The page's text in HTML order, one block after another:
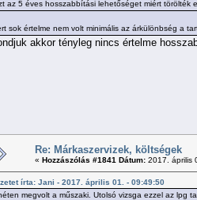
az 5 éves hosszabbítási lehetőséget miért törölték
sok értelme nem volt minimális az árkülönbség a
akkor tényleg nincs értelme
Re: Márkaszervizek, költségek
« Hozzászólás #1841 Dátum: 2017. április
írta: Jani - 2017. április 01. - 09:49:50
megvolt a műszaki. Utolsó vizsga ezzel az lpg